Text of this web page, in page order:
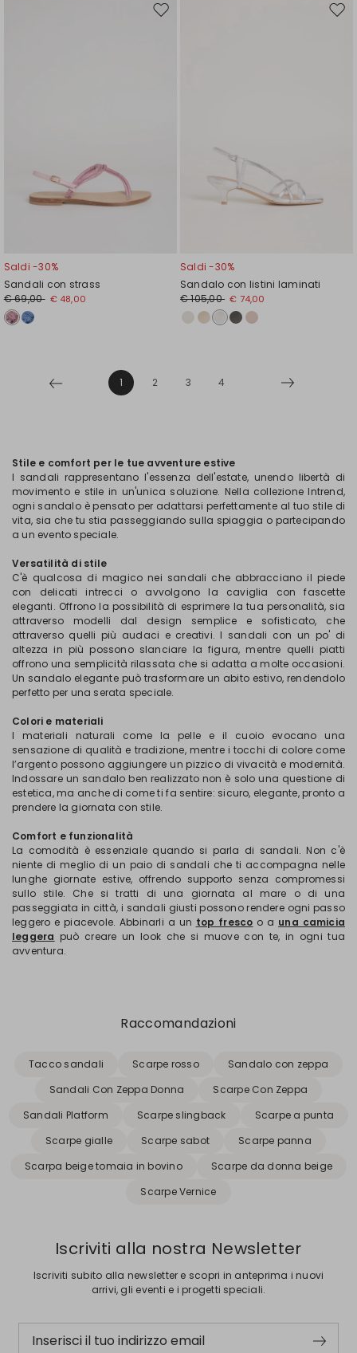
Sposta
Saldi -30%
Sandali con strass
€ 69,00 € 48,00
Saldi -30%
Sandalo con listini laminati
€ 105,00 € 74,00
1 2 3 4
Stile e comfort per le tue avventure estive
I sandali rappresentano l'essenza dell'estate, unendo libertà di
movimento e stile in un'unica soluzione. Nella collezione Intrend,
ogni sandalo è pensato per adattarsi perfettamente al tuo stile di
vita, sia che tu stia passeggiando sulla spiaggia o partecipando
a un evento speciale.
Versatilità di stile
C'è qualcosa di magico nei sandali che abbracciano il piede
con delicati intrecci o avvolgono la caviglia con fascette
eleganti. Offrono la possibilità di esprimere la tua personalità, sia
attraverso modelli dal design semplice e sofisticato, che
attraverso quelli più audaci e creativi. I sandali con un po' di
altezza in più possono slanciare la figura, mentre quelli piatti
offrono una semplicità rilassata che si adatta a molte occasioni.
Un sandalo elegante può trasformare un abito estivo, rendendolo
perfetto per una serata speciale.
Colori e materiali
I materiali naturali come la pelle e il cuoio evocano una
sensazione di qualità e tradizione, mentre i tocchi di colore come
l’argento possono aggiungere un pizzico di vivacità e modernità.
Indossare un sandalo ben realizzato non è solo una questione di
estetica, ma anche di come ti fa sentire: sicuro, elegante, pronto a
prendere la giornata con stile.
Comfort e funzionalità
La comodità è essenziale quando si parla di sandali. Non c'è
niente di meglio di un paio di sandali che ti accompagna nelle
lunghe giornate estive, offrendo supporto senza compromessi
sullo stile. Che si tratti di una giornata al mare o di una
passeggiata in città, i sandali giusti possono rendere ogni passo
leggero e piacevole. Abbinarli a un top fresco o a una camicia
leggera può creare un look che si muove con te, in ogni tua
avventura.
Raccomandazioni
Tacco sandali Scarpe rosso
Sandalo con zeppa
Sandali Con Zeppa Donna
Scarpe Con Zeppa
Sandali Platform
Scarpe slingback
Scarpe a punta
Scarpe gialle
Scarpe sabot
Scarpe panna
Scarpa beige tomaia in bovino
Scarpe da donna beige
Scarpe Vernice
Iscriviti alla nostra Newsletter
Iscriviti subito alla newsletter e scopri in anteprima i nuovi
arrivi, gli eventi e i progetti speciali.
Inserisci il tuo indirizzo email